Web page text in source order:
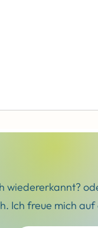
wiedererkannt?
Ich freue mich auf